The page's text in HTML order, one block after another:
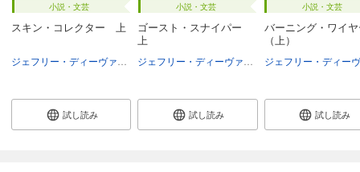
小説・文芸
スキン・コレクター 上
池田真紀子
試し読み
小説・文芸
ゴースト・スナイパー
上
池田真紀子
試し読み
小説・文芸
バーニング・ワイ
（上）
試し読み